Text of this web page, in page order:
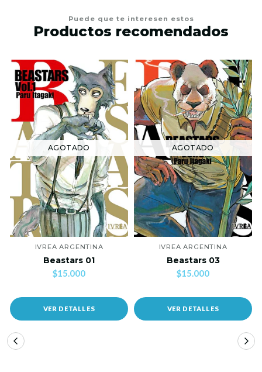
Puede que te interesen estos
Productos recomendados
AGOTADO
IVREA ARGENTINA
Beastars 01
$15.000
VER DETALLES
AGOTADO
IVREA ARGENTINA
Beastars 03
$15.000
VER DETALLES